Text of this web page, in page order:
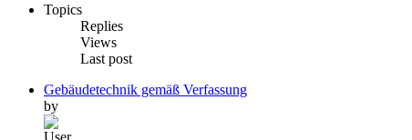
Topics
Replies
Views
Last post
Gebäudetechnik gemäß Verfassung
by